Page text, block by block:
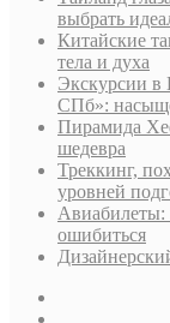
выбрать
Китайские
тела и духа
Экскурсии в
СПб»:
Пирамида
шедевра
Треккинг,
уровней
Авиабилеты:
ошибиться